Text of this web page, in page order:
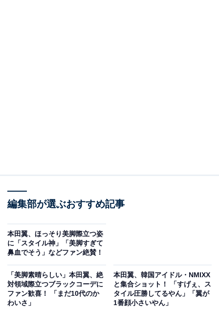
編集部が選ぶおすすめ記事
本田翼、ほっそり美脚際立つ姿
に「スタイル神」「美脚すぎて
鼻血でそう」などファン絶賛！
「美脚素晴らしい」本田翼、絶
対領域際立つブラックコーデに
ファン歓喜！ 「まだ10代のか
わいさ」
本田翼、韓国アイドル・NMIXX
と集合ショット！ 「すげぇ、ス
タイル圧勝してるやん」「翼が
1番顔小さいやん」